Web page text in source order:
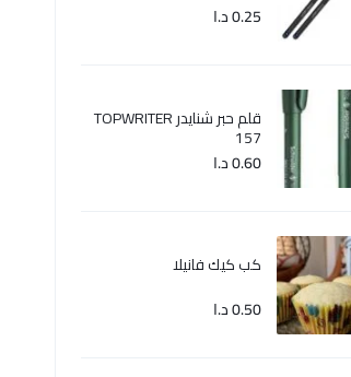
0.25د.ا
قلم حبر شنايدر TOPWRITER
157
0.60د.ا
كب كيك فانيلا
0.50د.ا